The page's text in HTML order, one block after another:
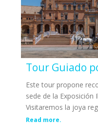
Tour Guiado
Este tour propone
sede de la Exposición
Visitaremos la joya
Read more.